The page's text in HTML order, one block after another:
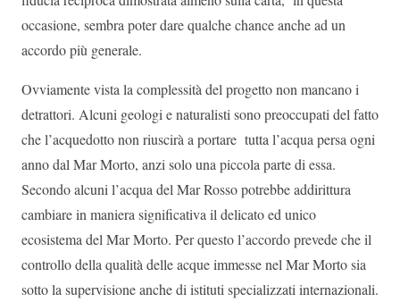
occasione, sembra poter dare qualche chance anche ad un
accordo più generale.
Ovviamente vista la complessità del progetto non mancano i
detrattori. Alcuni geologi e naturalisti sono preoccupati del fatto
che l’acquedotto non riuscirà a portare tutta l’acqua persa ogni
anno dal Mar Morto, anzi solo una piccola parte di essa.
Secondo alcuni l’acqua del Mar Rosso potrebbe addirittura
cambiare in maniera significativa il delicato ed unico
ecosistema del Mar Morto. Per questo l’accordo prevede che il
controllo della qualità delle acque immesse nel Mar Morto sia
sotto la supervisione anche di istituti specializzati internazionali.